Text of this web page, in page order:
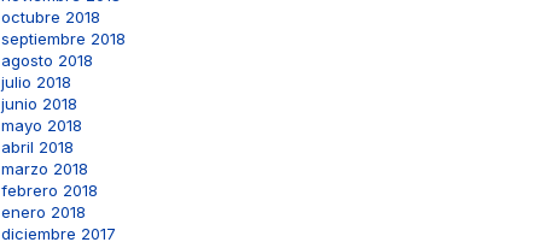
octubre 2018
septiembre 2018
agosto 2018
julio 2018
junio 2018
mayo 2018
abril 2018
marzo 2018
febrero 2018
enero 2018
diciembre 2017